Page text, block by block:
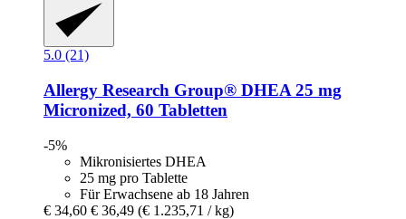
5.0 (21)
Allergy Research Group® DHEA 25 mg
Micronized, 60 Tabletten
-5%
Mikronisiertes DHEA
25 mg pro Tablette
Für Erwachsene ab 18 Jahren
€ 34,60 € 36,49 (€ 1.235,71 / kg)